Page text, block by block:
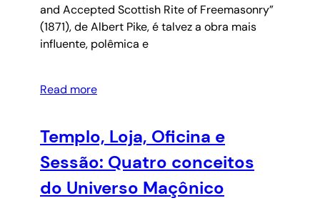
and Accepted Scottish Rite of Freemasonry”
(1871), de Albert Pike, é talvez a obra mais
influente, polêmica e
Read more
Templo, Loja, Oficina e
Sessão: Quatro conceitos
do Universo Maçônico